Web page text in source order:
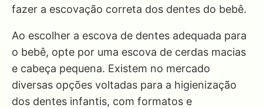
fazer a escovação correta dos dentes do bebê.
Ao escolher a escova de dentes adequada para
o bebê, opte por uma escova de cerdas macias
e cabeça pequena. Existem no mercado
diversas opções voltadas para a higienização
dos dentes infantis, com formatos e